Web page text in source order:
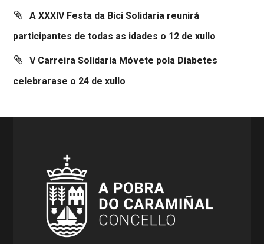
A XXXIV Festa da Bici Solidaria reunirá
participantes de todas as idades o 12 de xullo
V Carreira Solidaria Móvete pola Diabetes
celebrarase o 24 de xullo